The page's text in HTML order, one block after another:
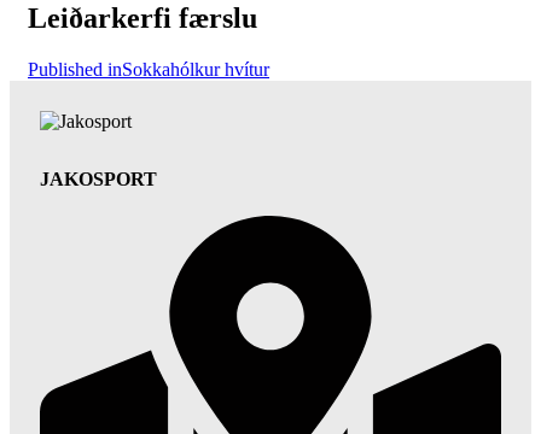
Leiðarkerfi færslu
Published inSokkahólkur hvítur
JAKOSPORT